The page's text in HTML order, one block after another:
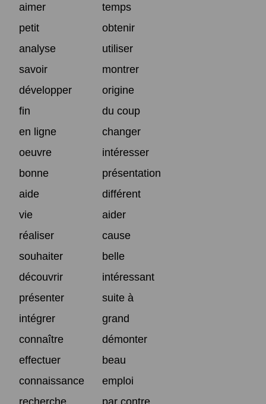
aimer
temps
petit
obtenir
analyse
utiliser
savoir
montrer
développer
origine
fin
du coup
en ligne
changer
oeuvre
intéresser
bonne
présentation
aide
différent
vie
aider
réaliser
cause
souhaiter
belle
découvrir
intéressant
présenter
suite à
intégrer
grand
connaître
démonter
effectuer
beau
connaissance
emploi
recherche
par contre